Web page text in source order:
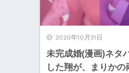
2020年10月31日
未完成婚(漫画)ネタ
した翔が、まりか